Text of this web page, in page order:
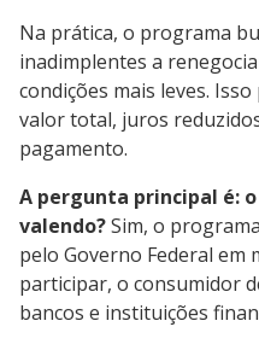
Na prática, o programa
inadimplentes a
condições mais leves.
valor total, juros
pagamento.
A pergunta principal é:
valendo?Sim, o
pelo Governo Federal em
participar, o consumidor
bancos e instituições